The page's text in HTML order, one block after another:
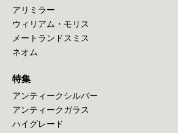
アリミラー
ウィリアム・モリス
メートランドスミス
ネオム
特集
アンティークシルバー
アンティークガラス
ハイグレード